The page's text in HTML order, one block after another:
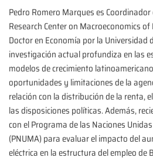
Pedro Romero Marques es
Research Center on Macroeconomics
Doctor en Economía por la Universidad
investigación actual profundiza en las
modelos de crecimiento
oportunidades y limitaciones de la
relación con la distribución de la renta,
las disposiciones políticas. Además,
con el Programa de las Naciones
(PNUMA) para evaluar el impacto del
eléctrica en la estructura del empleo de